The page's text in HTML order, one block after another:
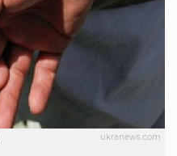
ukranews.com